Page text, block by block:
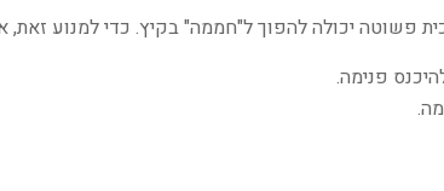
פשוטה יכולה להפוך ל"חממה" בקיץ. כדי למנוע